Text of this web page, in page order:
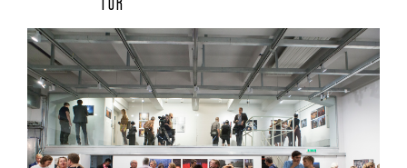
TÜR